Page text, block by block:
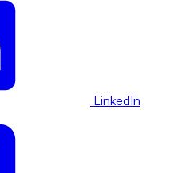
LinkedIn